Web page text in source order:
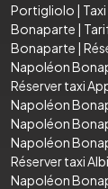
Portigliolo |
Bonaparte |
Bonaparte |
Napoléon
Réserver taxi
Napoléon
Napoléon
Napoléon
Réserver taxi
Napoléon